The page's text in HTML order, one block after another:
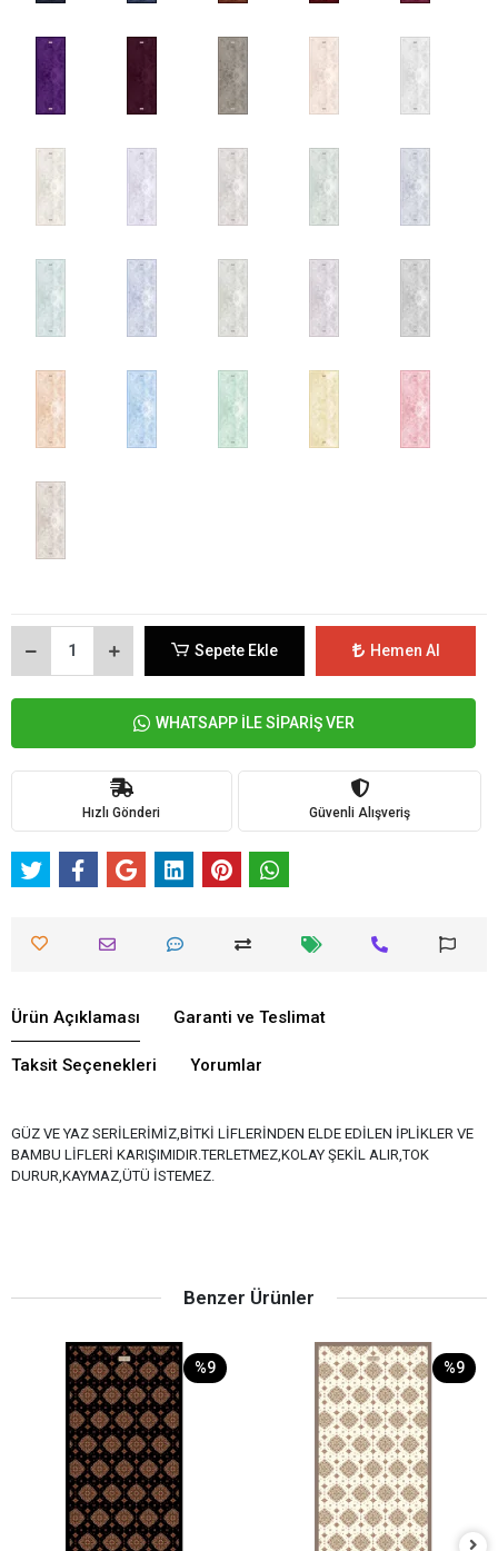
Sepete Ekle Hemen Al
WHATSAPP İLE SİPARİŞ VER
Hızlı Gönderi Güvenli Alışveriş
Ürün Açıklaması Garanti ve Teslimat
Taksit Seçenekleri Yorumlar
GÜZ VE YAZ SERİLERİMİZ,BİTKİ LİFLERİNDEN ELDE EDİLEN İPLİKLER VE
BAMBU LİFLERİ KARIŞIMIDIR.TERLETMEZ,KOLAY ŞEKİL ALIR,TOK
DURUR,KAYMAZ,ÜTÜ İSTEMEZ.
Benzer Ürünler
%9 %9